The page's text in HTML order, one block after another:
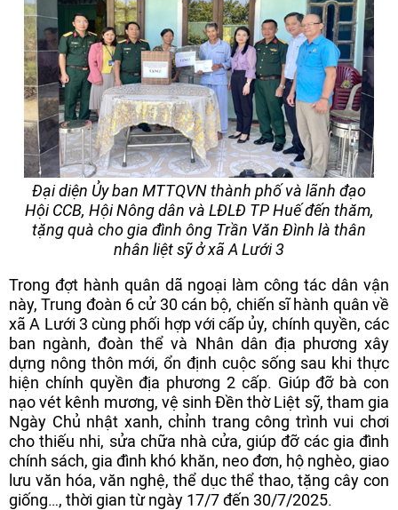
Đại diện Ủy ban MTTQVN thành phố và lãnh đạo
Hội CCB, Hội Nông dân và LĐLĐ TP Huế đến thăm,
tặng quà cho gia đình ông Trần Văn Đình là thân
nhân liệt sỹ ở xã A Lưới 3
Trong đợt hành quân dã ngoại làm công tác dân vận
này, Trung đoàn 6 cử 30 cán bộ, chiến sĩ hành quân về
xã A Lưới 3 cùng phối hợp với cấp ủy, chính quyền, các
ban ngành, đoàn thể và Nhân dân địa phương xây
dựng nông thôn mới, ổn định cuộc sống sau khi thực
hiện chính quyền địa phương 2 cấp. Giúp đỡ bà con
nạo vét kênh mương, vệ sinh Đền thờ Liệt sỹ, tham gia
Ngày Chủ nhật xanh, chỉnh trang công trình vui chơi
cho thiếu nhi, sửa chữa nhà cửa, giúp đỡ các gia đình
chính sách, gia đình khó khăn, neo đơn, hộ nghèo, giao
lưu văn hóa, văn nghệ, thể dục thể thao, tặng cây con
giống…, thời gian từ ngày 17/7 đến 30/7/2025.